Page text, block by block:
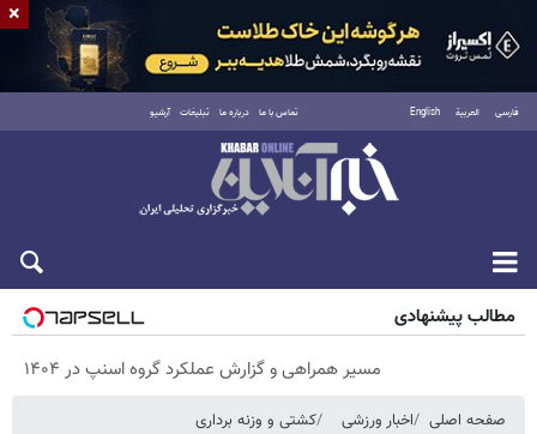
فارسی العربية English تماس با ما درباره ما تبلیغات آرشیو
پنجشنبه ۱۵ مرداد ۱۴۰۵
مطالب پیشنهادی
مسیر همراهی و گزارش عملکرد گروه اسنپ در ۱۴۰۴
صفحه اصلی اخبار ورزشی کشتی و وزنه‌ برداری
×